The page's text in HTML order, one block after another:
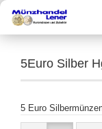
5Euro Silber
5 Euro